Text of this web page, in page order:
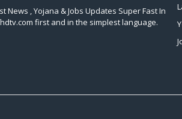
News , Yojana & Jobs Updates Super Fast In
first and in the simplest language.